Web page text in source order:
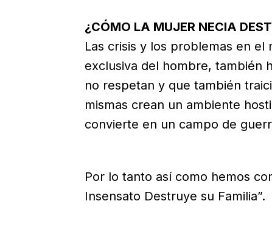
¿CÓMO LA MUJER NECIA
Las crisis y los problemas en
exclusiva del hombre, también
no respetan y que también
mismas crean un ambiente
convierte en un campo de
Por lo tanto así como hemos
Insensato Destruye su Familia”.